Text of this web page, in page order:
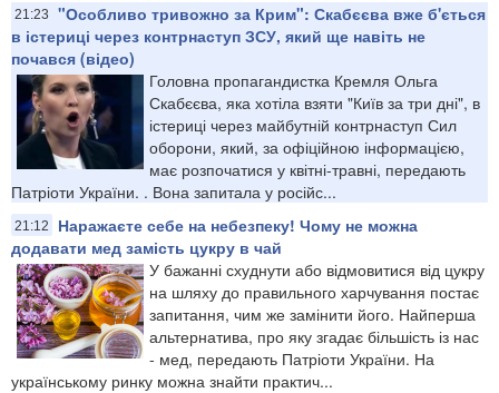
21:23
"Особливо тривожно за Крим": Скабєєва вже б'ється
в істериці через контрнаступ ЗСУ, який ще навіть не
почався (відео)
Головна пропагандистка Кремля Ольга
Скабєєва, яка хотіла взяти "Київ за три дні", в
істериці через майбутній контрнаступ Сил
оборони, який, за офіційною інформацією,
має розпочатися у квітні-травні, передають
Патріоти України. . Вона запитала у російс...
21:12
Наражаєте себе на небезпеку! Чому не можна
додавати мед замість цукру в чай
У бажанні схуднути або відмовитися від цукру
на шляху до правильного харчування постає
запитання, чим же замінити його. Найперша
альтернатива, про яку згадає більшість із нас
- мед, передають Патріоти України. На
українському ринку можна знайти практич...